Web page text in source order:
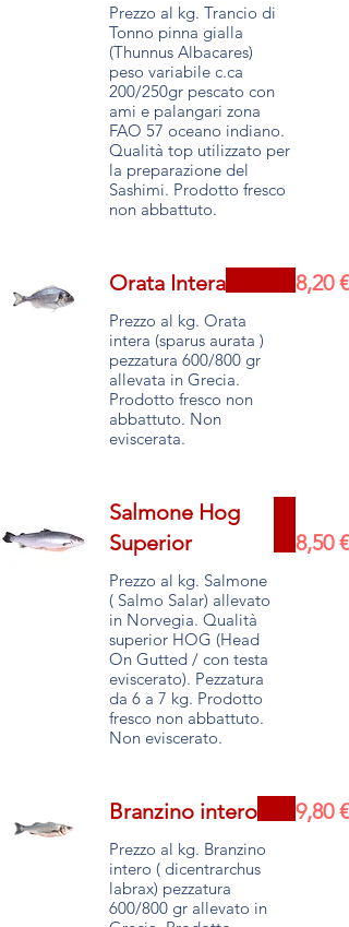
Prezzo al kg. Trancio di
Tonno pinna gialla
(Thunnus Albacares)
peso variabile c.ca
200/250gr pescato con
ami e palangari zona
FAO 57 oceano indiano.
Qualità top utilizzato per
la preparazione del
Sashimi. Prodotto fresco
non abbattuto.
Orata Intera
Prezzo al kg. Orata
intera (sparus aurata )
pezzatura 600/800 gr
allevata in Grecia.
Prodotto fresco non
abbattuto. Non
eviscerata.
8,20 €
Salmone Hog
Superior
Prezzo al kg. Salmone
( Salmo Salar) allevato
in Norvegia. Qualità
superior HOG (Head
On Gutted / con testa
eviscerato). Pezzatura
da 6 a 7 kg. Prodotto
fresco non abbattuto.
Non eviscerato.
8,50 €
Branzino intero
Prezzo al kg. Branzino
intero ( dicentrarchus
labrax) pezzatura
600/800 gr allevato in
9,80 €